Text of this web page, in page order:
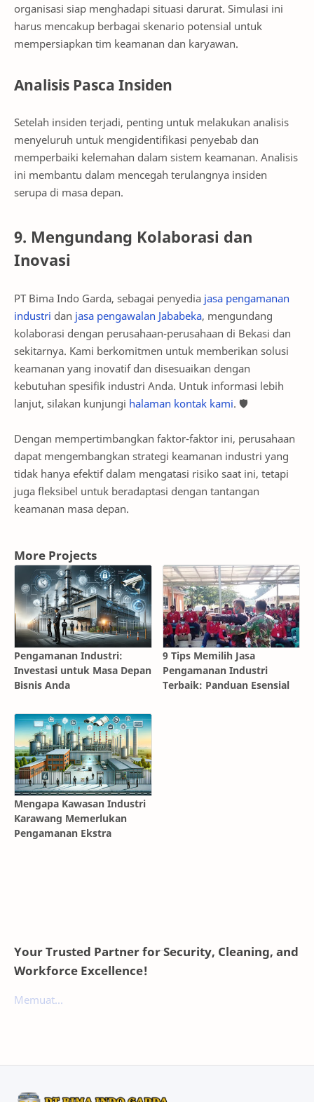
organisasi siap menghadapi situasi darurat. Simulasi ini
harus mencakup berbagai skenario potensial untuk
mempersiapkan tim keamanan dan karyawan.
Analisis Pasca Insiden
Setelah insiden terjadi, penting untuk melakukan analisis
menyeluruh untuk mengidentifikasi penyebab dan
memperbaiki kelemahan dalam sistem keamanan. Analisis
ini membantu dalam mencegah terulangnya insiden
serupa di masa depan.
9. Mengundang Kolaborasi dan
Inovasi
PT Bima Indo Garda, sebagai penyedia jasa pengamanan
industri dan jasa pengawalan Jababeka, mengundang
kolaborasi dengan perusahaan-perusahaan di Bekasi dan
sekitarnya. Kami berkomitmen untuk memberikan solusi
keamanan yang inovatif dan disesuaikan dengan
kebutuhan spesifik industri Anda. Untuk informasi lebih
lanjut, silakan kunjungi halaman kontak kami. 🛡️
Dengan mempertimbangkan faktor-faktor ini, perusahaan
dapat mengembangkan strategi keamanan industri yang
tidak hanya efektif dalam mengatasi risiko saat ini, tetapi
juga fleksibel untuk beradaptasi dengan tantangan
keamanan masa depan.
More Projects
Pengamanan Industri:
Investasi untuk Masa Depan
Bisnis Anda
9 Tips Memilih Jasa
Pengamanan Industri
Terbaik: Panduan Esensial
Mengapa Kawasan Industri
Karawang Memerlukan
Pengamanan Ekstra
Your Trusted Partner for Security, Cleaning, and
Workforce Excellence!
Memuat...